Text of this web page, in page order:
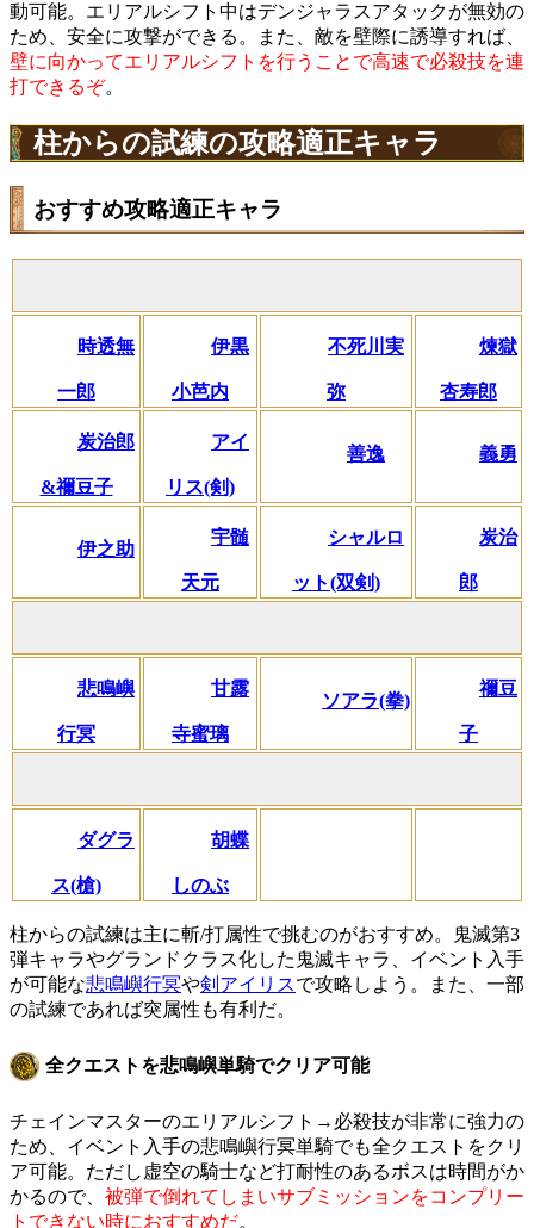
動可能。エリアルシフト中はデンジャラスアタックが無効の
ため、安全に攻撃ができる。また、敵を壁際に誘導すれば、
壁に向かってエリアルシフトを行うことで高速で必殺技を連
打できるぞ。
柱からの試練の攻略適正キャラ
おすすめ攻略適正キャラ
時透無
一郎
伊黒
小芭内
不死川実
弥
煉獄
杏寿郎
炭治郎
&禰豆子
アイ
リス(剣)
善逸 義勇
伊之助
宇髄
天元
シャルロ
ット(双剣)
炭治
郎
悲鳴嶼
行冥
甘露
寺蜜璃
ソアラ(拳)
禰豆
子
ダグラ
ス(槍)
胡蝶
しのぶ
柱からの試練は主に斬/打属性で挑むのがおすすめ。鬼滅第3
弾キャラやグランドクラス化した鬼滅キャラ、イベント入手
が可能な悲鳴嶼行冥や剣アイリスで攻略しよう。また、一部
の試練であれば突属性も有利だ。
全クエストを悲鳴嶼単騎でクリア可能
チェインマスターのエリアルシフト→必殺技が非常に強力の
ため、イベント入手の悲鳴嶼行冥単騎でも全クエストをクリ
ア可能。ただし虚空の騎士など打耐性のあるボスは時間がか
かるので、 被弾で倒れてしまいサブミッションをコンプリー
トできない時におすすめだ。